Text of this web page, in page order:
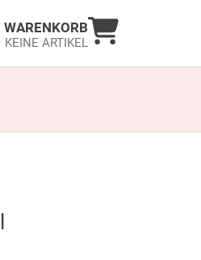
WARENKORB
KEINE ARTIKEL
Warenkorb